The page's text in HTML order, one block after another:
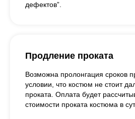
дефектов”.
Продление проката
Возможна пролонгация сроков
условии, что костюм не стоит
проката. Оплата будет
стоимости проката костюма в